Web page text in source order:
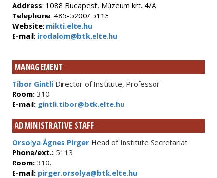
Address: 1088 Budapest, Múzeum krt. 4/A
Telephone: 485-5200/ 5113
Website: mikti.elte.hu
E-mail: irodalom@btk.elte.hu
MANAGEMENT
Tibor Gintli Director of Institute, Professor
Room: 310
E-mail: gintli.tibor@btk.elte.hu
ADMINISTRATIVE STAFF
Orsolya Ágnes Pirger Head of Institute Secretariat
Phone/ext.: 5113
Room: 310.
E-mail: pirger.orsolya@btk.elte.hu